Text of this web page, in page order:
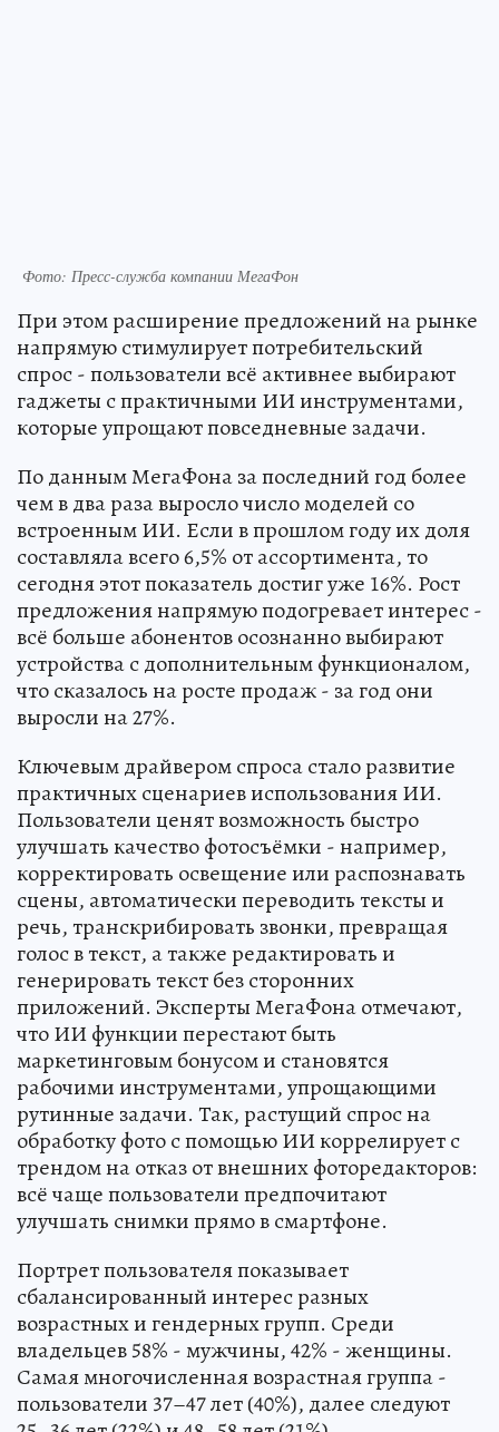
Фото: Пресс-служба компании МегаФон
При этом расширение предложений на рынке
напрямую стимулирует потребительский
спрос - пользователи всё активнее выбирают
гаджеты с практичными ИИ инструментами,
которые упрощают повседневные задачи.
По данным МегаФона за последний год более
чем в два раза выросло число моделей со
встроенным ИИ. Если в прошлом году их доля
составляла всего 6,5% от ассортимента, то
сегодня этот показатель достиг уже 16%. Рост
предложения напрямую подогревает интерес -
всё больше абонентов осознанно выбирают
устройства с дополнительным функционалом,
что сказалось на росте продаж - за год они
выросли на 27%.
Ключевым драйвером спроса стало развитие
практичных сценариев использования ИИ.
Пользователи ценят возможность быстро
улучшать качество фотосъёмки - например,
корректировать освещение или распознавать
сцены, автоматически переводить тексты и
речь, транскрибировать звонки, превращая
голос в текст, а также редактировать и
генерировать текст без сторонних
приложений. Эксперты МегаФона отмечают,
что ИИ функции перестают быть
маркетинговым бонусом и становятся
рабочими инструментами, упрощающими
рутинные задачи. Так, растущий спрос на
обработку фото с помощью ИИ коррелирует с
трендом на отказ от внешних фоторедакторов:
всё чаще пользователи предпочитают
улучшать снимки прямо в смартфоне.
Портрет пользователя показывает
сбалансированный интерес разных
возрастных и гендерных групп. Среди
владельцев 58% - мужчины, 42% - женщины.
Самая многочисленная возрастная группа -
пользователи 37–47 лет (40%), далее следуют